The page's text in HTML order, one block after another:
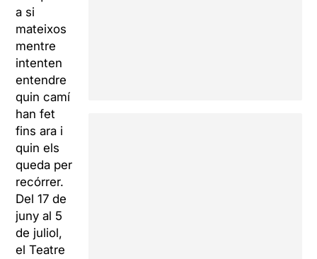
a si
mateixos
mentre
intenten
entendre
quin camí
han fet
fins ara i
quin els
queda per
recórrer.
Del 17 de
juny al 5
de juliol,
el Teatre